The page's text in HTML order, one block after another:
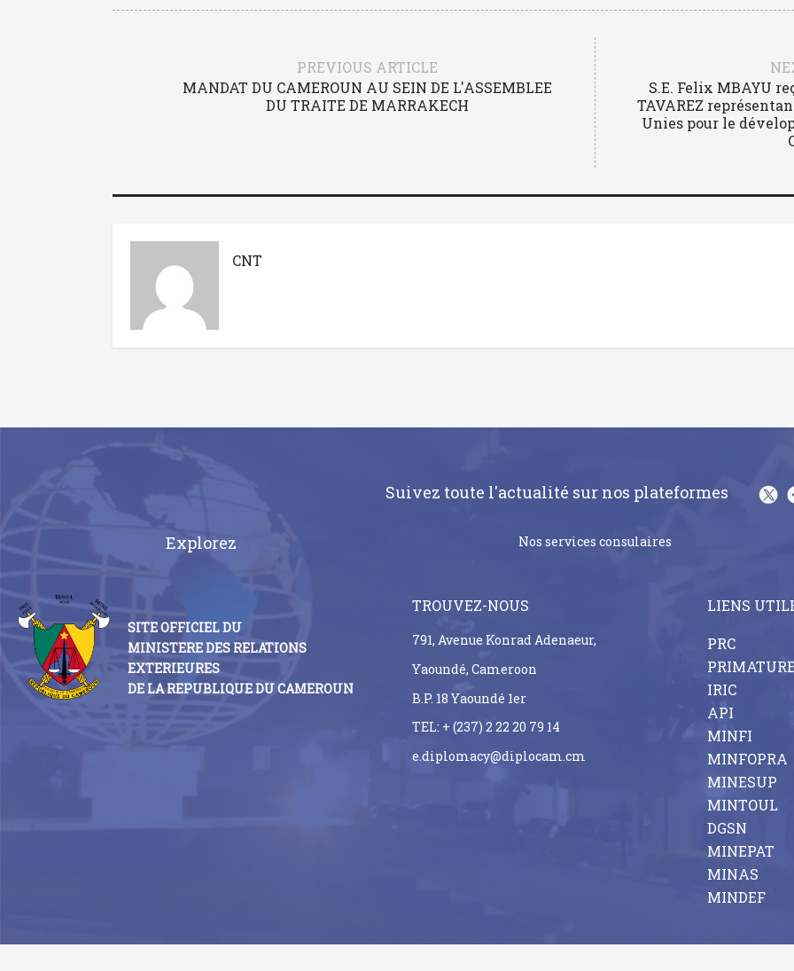
PREVIOUS ARTICLE
MANDAT DU CAMEROUN AU SEIN DE L'ASSEMBLEE
DU TRAITE DE MARRAKECH
S.E. Felix MBAYU
TAVAREZ
Unies pour le
CNT
Suivez toute l'actualité sur nos plateformes
Explorez Nos services consulaires
SITE OFFICIEL DU
MINISTERE DES RELATIONS
EXTERIEURES
DE LA REPUBLIQUE DU CAMEROUN
TROUVEZ-NOUS
791, Avenue Konrad Adenaeur,
Yaoundé, Cameroon
B.P. 18 Yaoundé 1er
TEL: + (237) 2 22 20 79 14
e.diplomacy@diplocam.cm
LIENS
PRC
PRIMATURE
IRIC
API
MINFI
MINFOPRA
MINESUP
MINTOUL
DGSN
MINEPAT
MINAS
MINDEF